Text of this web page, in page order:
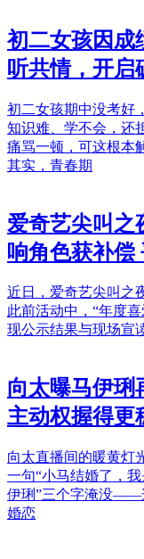
初二女孩因成
听共情，开启
初二女孩期中没考好
知识难、学不会，还
痛骂一顿，可这根本
其实，青春期
爱奇艺尖叫之
响角色获补偿
近日，爱奇艺尖叫之
此前活动中，“年度
现公示结果与现场宣
向太曝马伊琍
主动权握得更
向太直播间的暖黄灯
一句“小马结婚了，
伊琍”三个字淹没——
婚恋